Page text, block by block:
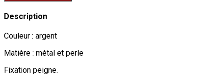
Description
Couleur : argent
Matière : métal et perle
Fixation peigne.